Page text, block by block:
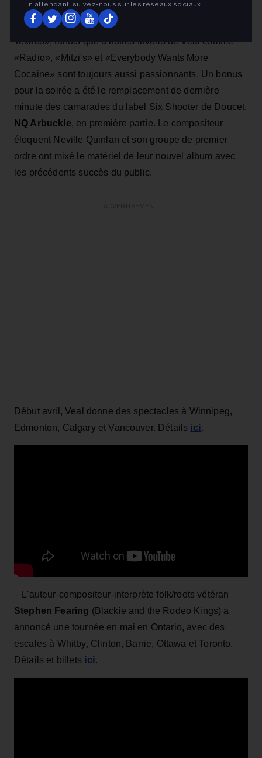
tard. Sa partenaire de Whitehorse, Melissa McClelland,
était l'invitée d'une interprétation torride de «Mexico,
Texaco», tandis que d'autres favoris de Veal comme
«Radio», «Mitzi's» et «Everybody Wants More
Cocaine» sont toujours aussi passionnants. Un bonus
pour la soirée a été le remplacement de dernière
minute des camarades du label Six Shooter de Doucet,
NQ Arbuckle, en première partie. Le compositeur
éloquent Neville Quinlan et son groupe de premier
ordre ont mixé le matériel de leur nouvel album avec
les précédents succès du public.
Début avril, Veal donne des spectacles à Winnipeg,
Edmonton, Calgary et Vancouver. Détails ici.
– L'auteur-compositeur-interprète folk/roots vétéran
Stephen Fearing (Blackie and the Rodeo Kings) a
annoncé une tournée en mai en Ontario, avec des
escales à Whitby, Clinton, Barrie, Ottawa et Toronto.
Détails et billets ici.
En attendant, suivez‑nous sur les réseaux sociaux!